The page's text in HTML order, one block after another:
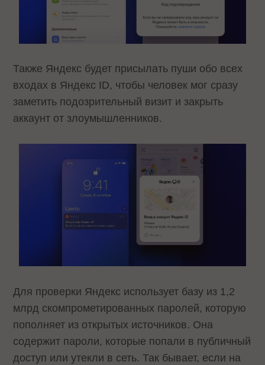
Также Яндекс будет присылать пуши обо всех
входах в Яндекс ID, чтобы человек мог сразу
заметить подозрительный визит и закрыть
аккаунт от злоумышленников.
Для проверки Яндекс использует базу из 1,2
млрд скомпрометированных паролей, которую
пополняет из открытых источников. Она
содержит пароли, которые попали в публичный
доступ или утекли в сеть. Так бывает, если на